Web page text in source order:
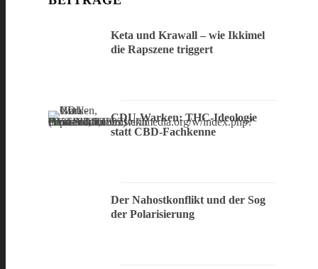
Keta und Krawall – wie Ikkimel
die Rapszene triggert
CDU-Warken: THC-Ideologie
statt CBD-Fachkenne
Der Nahostkonflikt und der Sog
der Polarisierung